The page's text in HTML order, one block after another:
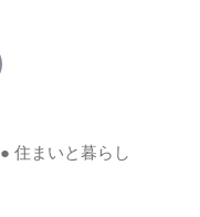
● 住まいと暮らし